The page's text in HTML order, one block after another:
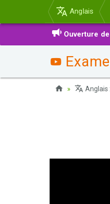
Anglais
Ouverture
Anglais